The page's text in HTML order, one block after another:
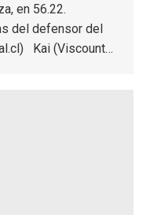
en 56.22.
del defensor del
Kai (Viscount…